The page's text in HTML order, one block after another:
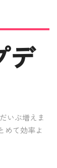
デ
いぶ増えま
めて効率よ